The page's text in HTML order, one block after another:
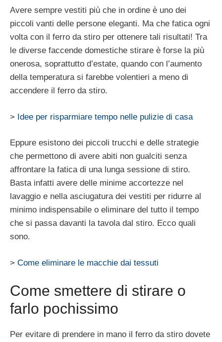
Avere sempre vestiti più che in ordine è uno dei
piccoli vanti delle persone eleganti. Ma che fatica ogni
volta con il ferro da stiro per ottenere tali risultati! Tra
le diverse faccende domestiche stirare è forse la più
onerosa, soprattutto d’estate, quando con l’aumento
della temperatura si farebbe volentieri a meno di
accendere il ferro da stiro.
> Idee per risparmiare tempo nelle pulizie di casa
Eppure esistono dei piccoli trucchi e delle strategie
che permettono di avere abiti non gualciti senza
affrontare la fatica di una lunga sessione di stiro.
Basta infatti avere delle minime accortezze nel
lavaggio e nella asciugatura dei vestiti per ridurre al
minimo indispensabile o eliminare del tutto il tempo
che si passa davanti la tavola dal stiro. Ecco quali
sono.
> Come eliminare le macchie dai tessuti
Come smettere di stirare o
farlo pochissimo
Per evitare di prendere in mano il ferro da stiro dovete